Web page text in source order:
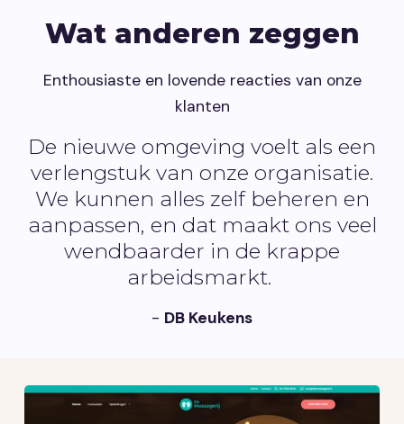
Wat anderen zeggen
Enthousiaste en lovende reacties van onze
klanten
De nieuwe omgeving voelt als een
verlengstuk van onze organisatie.
We kunnen alles zelf beheren en
aanpassen, en dat maakt ons veel
wendbaarder in de krappe
arbeidsmarkt.
- DB Keukens